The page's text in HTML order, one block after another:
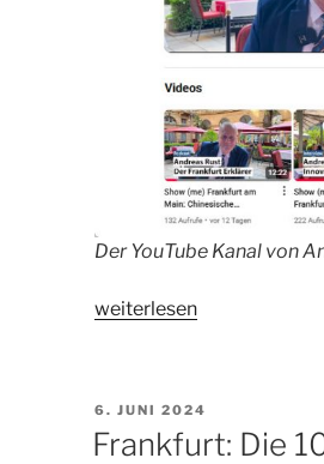
Der YouTube Kanal von
„Frankfurt
verstehen
–
weiterlesen
VERÖFFENTLICHT
AM
6. JUNI 2024
Frankfurt: Die